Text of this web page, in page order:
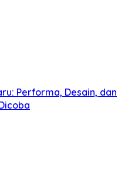
Performa, Desain, dan